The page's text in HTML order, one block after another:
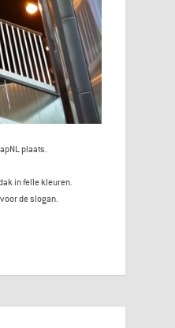
plaats.
in felle kleuren.
de slogan.